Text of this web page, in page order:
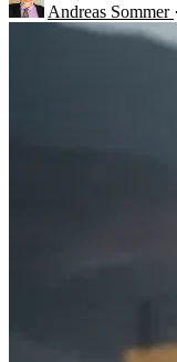
Andreas Sommer ·